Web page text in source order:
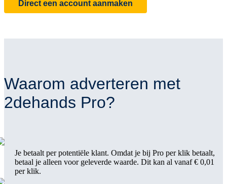
Direct een account aanmaken
Waarom adverteren met
2dehands Pro?
Je betaalt per potentiële klant. Omdat je bij Pro per klik betaalt,
betaal je alleen voor geleverde waarde. Dit kan al vanaf € 0,01
per klik.